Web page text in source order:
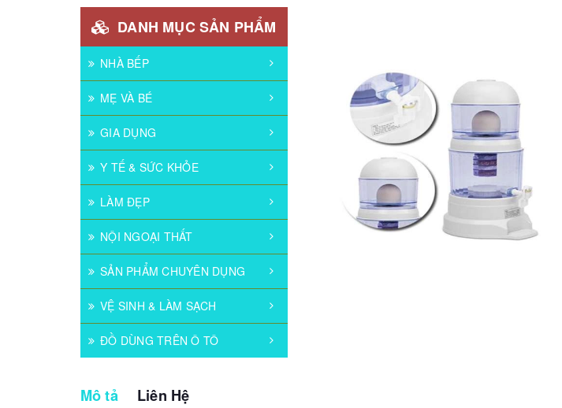
DANH MỤC SẢN PHẨM
NHÀ BẾP
MẸ VÀ BÉ
GIA DỤNG
Y TẾ & SỨC KHỎE
LÀM ĐẸP
NỘI NGOẠI THẤT
SẢN PHẨM CHUYÊN DỤNG
VỆ SINH & LÀM SẠCH
ĐỒ DÙNG TRÊN Ô TÔ
Mô tả Liên Hệ